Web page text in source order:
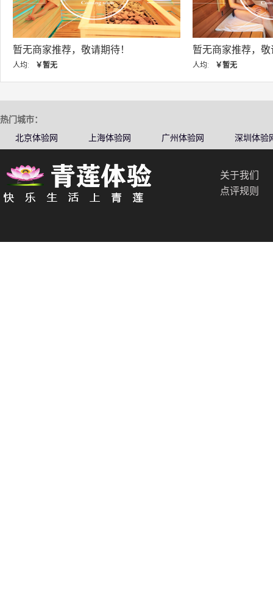
暂无商家推荐，敬请期待！
人均: ￥暂无
暂无商家推
人均: ￥暂无
热门城市：
北京体验网
上海体验网 广州体验网 深圳体验
关于我们
点评规则